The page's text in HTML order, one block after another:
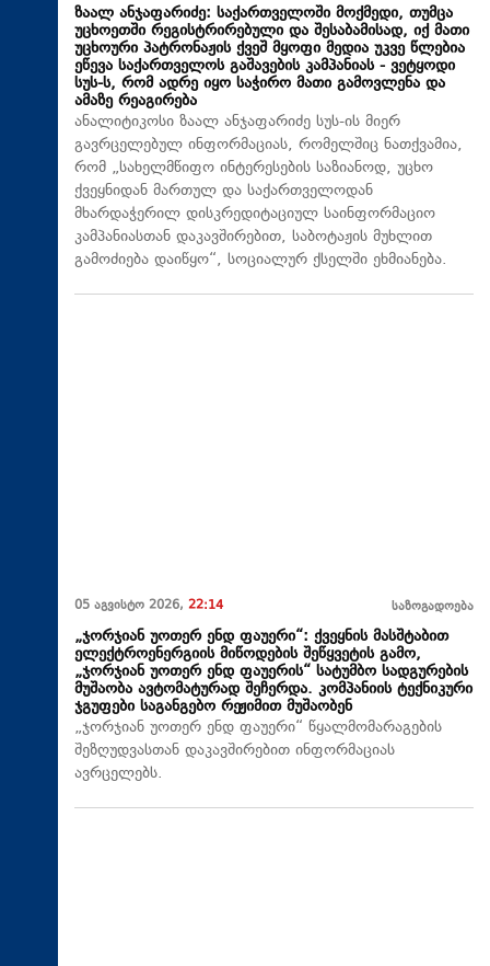
ზაალ ანჯაფარიძე: საქართველოში მოქმედი, თუმცა
უცხოეთში რეგისტრირებული და შესაბამისად, იქ მათი
უცხოური პატრონაჟის ქვეშ მყოფი მედია უკვე წლებია
ეწევა საქართველოს გაშავების კამპანიას - ვეტყოდი
სუს-ს, რომ ადრე იყო საჭირო მათი გამოვლენა და
ამაზე რეაგირება
ანალიტიკოსი ზაალ ანჯაფარიძე სუს-ის მიერ
გავრცელებულ ინფორმაციას, რომელშიც ნათქვამია,
რომ „სახელმწიფო ინტერესების საზიანოდ, უცხო
ქვეყნიდან მართულ და საქართველოდან
მხარდაჭერილ დისკრედიტაციულ საინფორმაციო
კამპანიასთან დაკავშირებით, საბოტაჟის მუხლით
გამოძიება დაიწყო“, სოციალურ ქსელში ეხმიანება.
05 აგვისტო 2026, 22:14 საზოგადოება
„ჯორჯიან უოთერ ენდ ფაუერი“: ქვეყნის მასშტაბით
ელექტროენერგიის მიწოდების შეწყვეტის გამო,
„ჯორჯიან უოთერ ენდ ფაუერის“ სატუმბო სადგურების
მუშაობა ავტომატურად შეჩერდა. კომპანიის ტექნიკური
ჯგუფები საგანგებო რეჟიმით მუშაობენ
„ჯორჯიან უოთერ ენდ ფაუერი“ წყალმომარაგების
შეზღუდვასთან დაკავშირებით ინფორმაციას
ავრცელებს.